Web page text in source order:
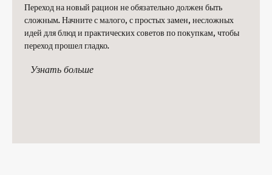
Переход на новый рацион не обязательно должен быть
сложным. Начните с малого, с простых замен, несложных
идей для блюд и практических советов по покупкам, чтобы
переход прошел гладко.
Узнать больше